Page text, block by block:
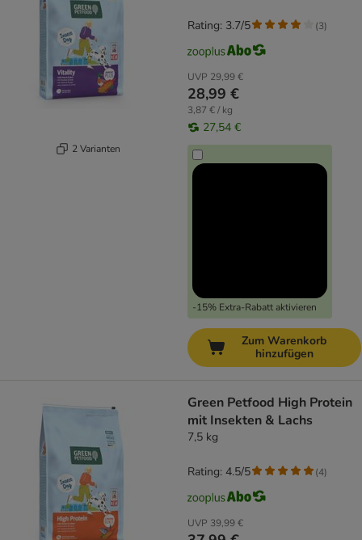
2 Varianten
UVP 29,99 €
28,99 €
3,87 € / kg
27,54 €
-15% Extra-Rabatt aktivieren
Rating: 3.7/5 (3)
Zum Warenkorb
hinzufügen
Green Petfood High Protein
mit Insekten & Lachs
7,5 kg
UVP 39,99 €
Rating: 4.5/5 (4)